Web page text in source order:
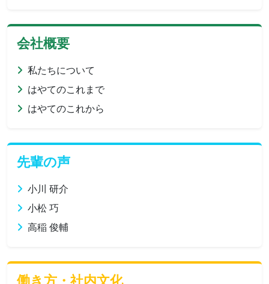
会社概要
私たちについて
はやてのこれまで
はやてのこれから
先輩の声
小川 研介
小松 巧
高稲 俊輔
働き方・社内文化